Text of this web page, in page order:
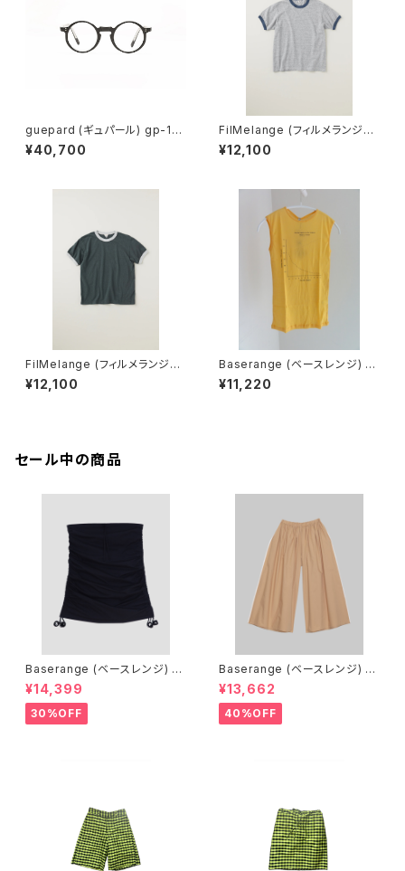
guepard (ギュパール) gp-11
noir cristal (clear lens) メガ
ネ
¥40,700
FilMelange (フィルメランジェ)
EMMA / エマ VINTAGE TENJ
IKU (champione melange)
¥12,100
FilMelange (フィルメランジェ)
EMMA / エマ VINTAGE TENJ
IKU (charcoal khaki)
¥12,100
Baserange (ベースレンジ) U
NSEEN TANK (MORUS BEIG
E)
¥11,220
セール中の商品
Baserange (ベースレンジ) PI
CTORIAL SKIRT (BLACK)
¥14,399
30%OFF
Baserange (ベースレンジ) C
ABLE PANTS (MARBLE BRO
WN)
¥13,662
40%OFF